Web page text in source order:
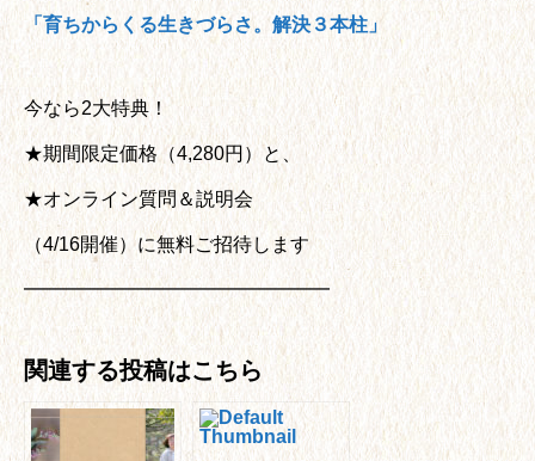
「育ちからくる生きづらさ。解決３本柱」
今なら2大特典！
★期間限定価格（4,280円）と、
★オンライン質問＆説明会
（4/16開催）に無料ご招待します
━━━━━━━━━━━━━━━━
関連する投稿はこちら